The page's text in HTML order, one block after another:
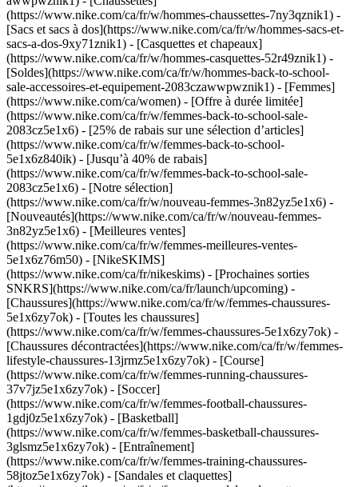
(https://www.nike.com/ca/fr/w/hommes-chaussettes-7ny3qznik1) -
[Sacs et sacs à dos](https://www.nike.com/ca/fr/w/hommes-sacs-et-
sacs-a-dos-9xy71znik1) - [Casquettes et chapeaux]
(https://www.nike.com/ca/fr/w/hommes-casquettes-52r49znik1) -
[Soldes](https://www.nike.com/ca/fr/w/hommes-back-to-school-
sale-accessoires-et-equipement-2083czawwpwznik1) - [Femmes]
(https://www.nike.com/ca/women) - [Offre à durée limitée]
(https://www.nike.com/ca/fr/w/femmes-back-to-school-sale-
2083cz5e1x6) - [25% de rabais sur une sélection d’articles]
(https://www.nike.com/ca/fr/w/femmes-back-to-school-
5e1x6z840ik) - [Jusqu’à 40% de rabais]
(https://www.nike.com/ca/fr/w/femmes-back-to-school-sale-
2083cz5e1x6) - [Notre sélection]
(https://www.nike.com/ca/fr/w/nouveau-femmes-3n82yz5e1x6) -
[Nouveautés](https://www.nike.com/ca/fr/w/nouveau-femmes-
3n82yz5e1x6) - [Meilleures ventes]
(https://www.nike.com/ca/fr/w/femmes-meilleures-ventes-
5e1x6z76m50) - [NikeSKIMS]
(https://www.nike.com/ca/fr/nikeskims) - [Prochaines sorties
SNKRS](https://www.nike.com/ca/fr/launch/upcoming) -
[Chaussures](https://www.nike.com/ca/fr/w/femmes-chaussures-
5e1x6zy7ok) - [Toutes les chaussures]
(https://www.nike.com/ca/fr/w/femmes-chaussures-5e1x6zy7ok) -
[Chaussures décontractées](https://www.nike.com/ca/fr/w/femmes-
lifestyle-chaussures-13jrmz5e1x6zy7ok) - [Course]
(https://www.nike.com/ca/fr/w/femmes-running-chaussures-
37v7jz5e1x6zy7ok) - [Soccer]
(https://www.nike.com/ca/fr/w/femmes-football-chaussures-
1gdj0z5e1x6zy7ok) - [Basketball]
(https://www.nike.com/ca/fr/w/femmes-basketball-chaussures-
3glsmz5e1x6zy7ok) - [Entraînement]
(https://www.nike.com/ca/fr/w/femmes-training-chaussures-
58jtoz5e1x6zy7ok) - [Sandales et claquettes]